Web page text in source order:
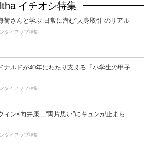
イチオシ特集
荷さんと学ぶ 日常に潜む“人身取引”のリアル
タイアップ特集
ナルドが40年にわたり支える「小学生の甲子
タイアップ特集
ィン×向井康二“両片思い”にキュンが止まら
タイアップ特集